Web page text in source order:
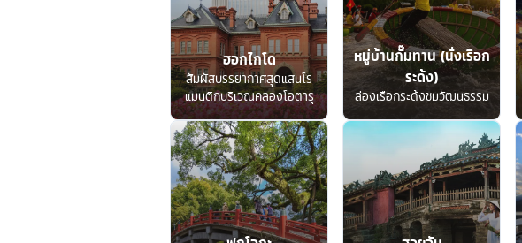
ฮอกไกโด
สัมผัสบรรยากาศสุดแสนโร
แมนติกบริเวณคลองโอตารุ
หมู่บ้านกั๊มทาน (นั่งเรือก
ระด้ง)
ล่องเรือกระด้งชมวัฒนธรรม